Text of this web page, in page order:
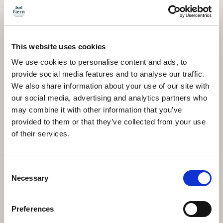
This website uses cookies
We use cookies to personalise content and ads, to
provide social media features and to analyse our traffic.
We also share information about your use of our site with
our social media, advertising and analytics partners who
may combine it with other information that you’ve
provided to them or that they’ve collected from your use
of their services.
Selection
Necessary
Preferences
sentite a vostro agio nel percorrere in discesa un
terreno accidentato, valutate di salire a piedi da
Wengen; la salita più lunga concede ai muscoli un
incontri con la fauna. Controllate le previsioni del
pioggia e la nebbia può ostacolare l'avvistamento degli
animali. La copertura della rete mobile è limitata su
alcuni tratti del sentiero, quindi comunicate a qualcuno
i vostri programmi prima di partire.
Perché questo sentiero
un privilegio raro nelle Alpi densamente popolate
d'Europa. Il Chamois Trail è uno dei pochi luoghi dove